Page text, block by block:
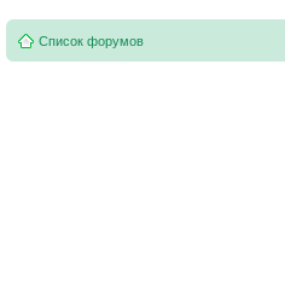
Список форумов